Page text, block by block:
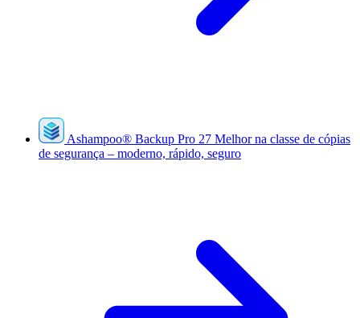
Ashampoo® Backup Pro 27 Melhor na classe de cópias
de segurança – moderno, rápido, seguro